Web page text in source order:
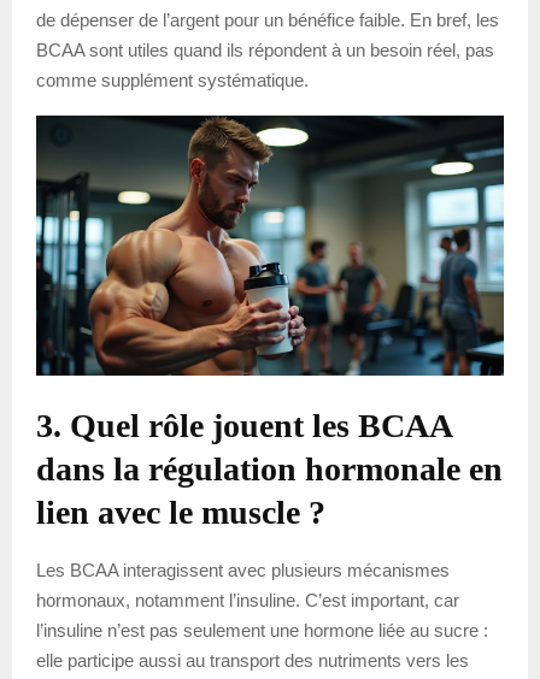
de dépenser de l’argent pour un bénéfice faible. En bref, les
BCAA sont utiles quand ils répondent à un besoin réel, pas
comme supplément systématique.
3. Quel rôle jouent les BCAA
dans la régulation hormonale en
lien avec le muscle ?
Les BCAA interagissent avec plusieurs mécanismes
hormonaux, notamment l’insuline. C’est important, car
l’insuline n’est pas seulement une hormone liée au sucre :
elle participe aussi au transport des nutriments vers les